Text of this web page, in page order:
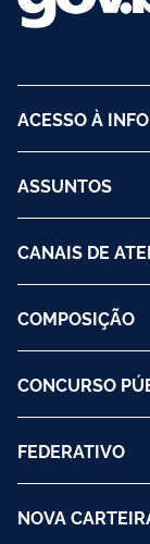
ACESSO À
ASSUNTOS
CANAIS DE
COMPOSIÇÃO
CONCURSO
FEDERATIVO
NOVA